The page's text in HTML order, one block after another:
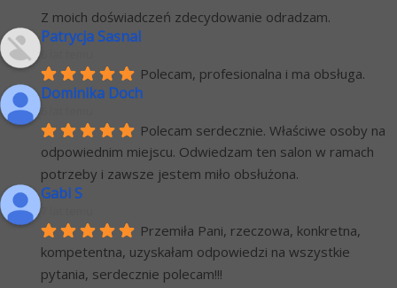
Z moich doświadczeń zdecydowanie odradzam.
Patrycja Sasnal
Polecam, profesionalna i ma obsługa.
Dominika Doch
Polecam serdecznie. Właściwe osoby na
odpowiednim miejscu. Odwiedzam ten salon w ramach
potrzeby i zawsze jestem miło obsłużona.
Gabi S
Przemiła Pani, rzeczowa, konkretna,
kompetentna, uzyskałam odpowiedzi na wszystkie
pytania, serdecznie polecam!!!